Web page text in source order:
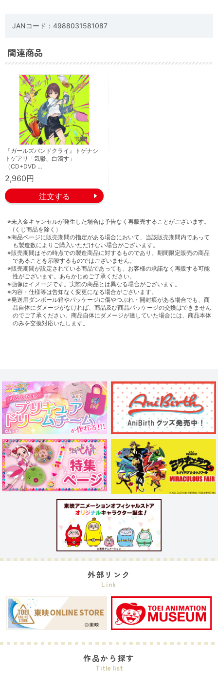
JANコード：4988031581087
関連商品
『ガールズバンドクライ』トゲナシ
トゲアリ「気鬱、白濁す」
（CD+DVD …
2,960円
※未入金キャンセルが発生した場合は予告なく再販売することがございます。
(くじ商品を除く）
※商品ページに販売期間の指定がある場合において、当該販売期間内であって
も製造数によりご購入いただけない場合がございます。
※販売期間はその時点での製造商品に対するものであり、期間限定販売の商品
であることを示唆するものではございません。
※販売期間が設定されている商品であっても、お客様の承諾なく再販する可能
性がございます。あらかじめご了承ください。
※画像はイメージです。実際の商品とは異なる場合がございます。
※内容・仕様等は告知なく変更になる場合がございます。
※発送用ダンボール箱やパッケージに傷やつぶれ・開封痕がある場合でも、商
品自体にダメージがなければ、商品及び商品パッケージの交換はできません
のでご了承ください。商品自体にダメージが達していた場合には、商品本体
のみを交換対応いたします。
外部リンク
Link
作品から探す
Title list